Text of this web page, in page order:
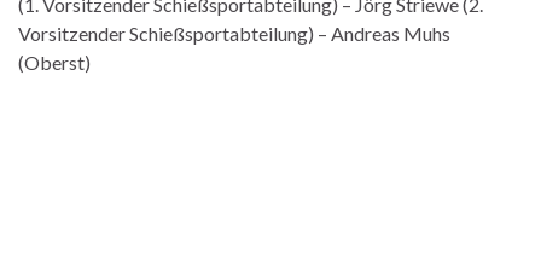
Vorsitzender Schießsportabteilung) – Andreas Muhs
(Oberst)